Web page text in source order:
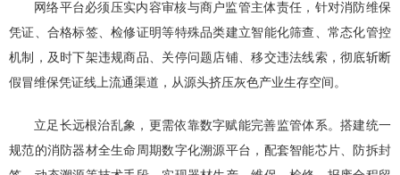
网络平台必须压实内容审核与商户监管主体责任，针对消防维保
凭证、合格标签、检修证明等特殊品类建立智能化筛查、常态化管控
机制，及时下架违规商品、关停问题店铺、移交违法线索，彻底斩断
假冒维保凭证线上流通渠道，从源头挤压灰色产业生存空间。
立足长远根治乱象，更需依靠数字赋能完善监管体系。搭建统一
规范的消防器材全生命周期数字化溯源平台，配套智能芯片、防拆封